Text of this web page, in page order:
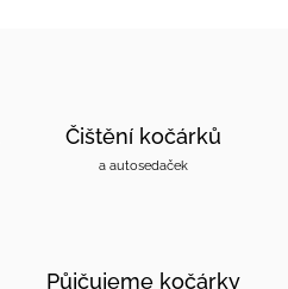
Čištění kočárků
a autosedaček
Půjčujeme kočárky